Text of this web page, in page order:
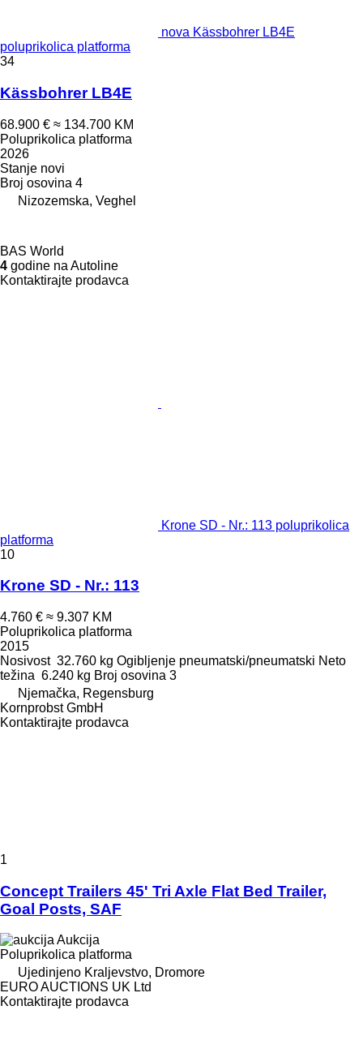
nova Kässbohrer LB4E
poluprikolica platforma
34
Kässbohrer LB4E
68.900 € ≈ 134.700 KM
Poluprikolica platforma
2026
Stanje novi
Broj osovina 4
Nizozemska, Veghel
BAS World
4 godine na Autoline
Kontaktirajte prodavca
Krone SD - Nr.: 113 poluprikolica
platforma
10
Krone SD - Nr.: 113
4.760 € ≈ 9.307 KM
Poluprikolica platforma
2015
Nosivost 32.760 kg Ogibljenje pneumatski/pneumatski Neto
težina 6.240 kg Broj osovina 3
Njemačka, Regensburg
Kornprobst GmbH
Kontaktirajte prodavca
1
Concept Trailers 45' Tri Axle Flat Bed Trailer,
Goal Posts, SAF
Aukcija
Poluprikolica platforma
Ujedinjeno Kraljevstvo, Dromore
EURO AUCTIONS UK Ltd
Kontaktirajte prodavca